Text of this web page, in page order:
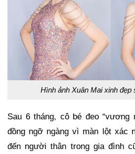
Hình ảnh Xuân Mai xinh đẹp
Sau 6 tháng, cô bé đeo “vương
đồng ngỡ ngàng vì màn lột xác
đến người thân trong gia đình